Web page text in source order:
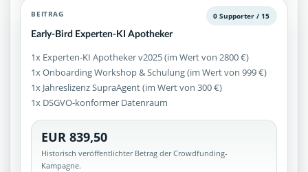
BEITRAG
Early-Bird Experten-KI Apotheker
0 Supporter / 15
1x Experten-KI Apotheker v2025 (im Wert von 2800 €)
1x Onboarding Workshop & Schulung (im Wert von 999 €)
1x Jahreslizenz SupraAgent (im Wert von 300 €)
1x DSGVO-konformer Datenraum
EUR 839,50
Historisch veröffentlichter Betrag der Crowdfunding-
Kampagne.